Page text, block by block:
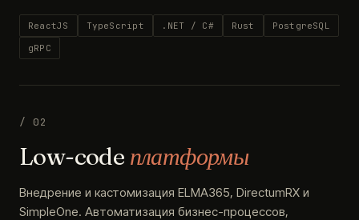
ReactJS TypeScript .NET / C# Rust
PostgreSQL
gRPC
/ 02
Low-code платформы
Внедрение и кастомизация ELMA365, DirectumRX и
SimpleOne. Автоматизация бизнес-процессов,